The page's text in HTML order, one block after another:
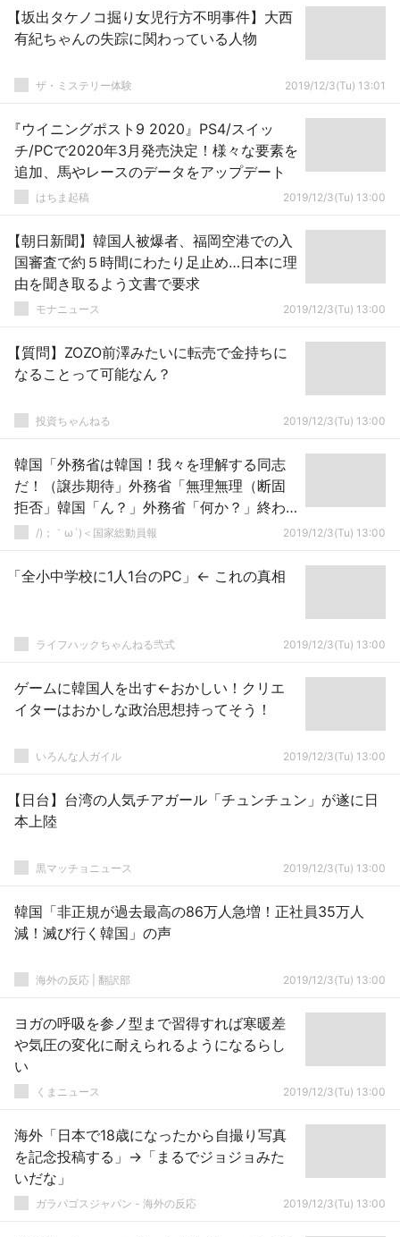
【坂出タケノコ掘り女児行方不明事件】大西
有紀ちゃんの失踪に関わっている人物
ザ・ミステリー体験 2019/12/3(Tu) 13:01
『ウイニングポスト9 2020』PS4/スイッ
チ/PCで2020年3月発売決定！様々な要素を
追加、馬やレースのデータをアップデート
はちま起稿 2019/12/3(Tu) 13:00
【朝日新聞】韓国人被爆者、福岡空港での入
国審査で約５時間にわたり足止め…日本に理
由を聞き取るよう文書で要求
モナニュース 2019/12/3(Tu) 13:00
【質問】ZOZO前澤みたいに転売で金持ちに
なることって可能なん？
投資ちゃんねる 2019/12/3(Tu) 13:00
韓国「外務省は韓国！我々を理解する同志
だ！（譲歩期待」外務省「無理無理（断固
拒否」韓国「ん？」外務省「何か？」終わ
り→/)；｀ω´)＜国家総動員報 2019/12/3(Tu) 13:00
「全小中学校に1人1台のPC」← これの真相
ライフハックちゃんねる弐式 2019/12/3(Tu) 13:00
ゲームに韓国人を出す←おかしい！クリエ
イターはおかしな政治思想持ってそう！
いろんな人ガイル 2019/12/3(Tu) 13:00
【日台】台湾の人気チアガール「チュンチュン」が遂に日
本上陸
黒マッチョニュース 2019/12/3(Tu) 13:00
韓国「非正規が過去最高の86万人急増！正社員35万人
減！滅び行く韓国」の声
海外の反応 | 翻訳部 2019/12/3(Tu) 13:00
ヨガの呼吸を参ノ型まで習得すれば寒暖差
や気圧の変化に耐えられるようになるらし
い
くまニュース 2019/12/3(Tu) 13:00
海外「日本で18歳になったから自撮り写真
を記念投稿する」→「まるでジョジョみた
いだな」
ガラパゴスジャパン - 海外の反応 2019/12/3(Tu) 13:00